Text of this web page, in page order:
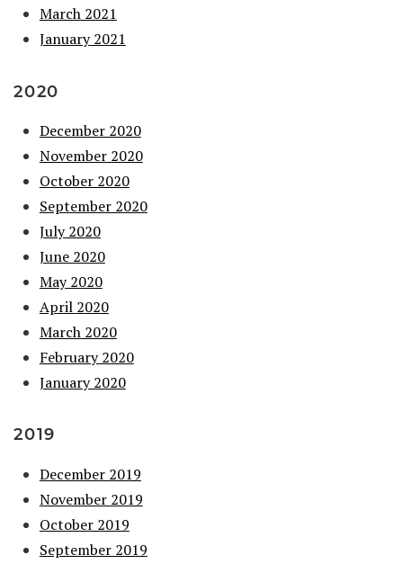
March 2021
January 2021
2020
December 2020
November 2020
October 2020
September 2020
July 2020
June 2020
May 2020
April 2020
March 2020
February 2020
January 2020
2019
December 2019
November 2019
October 2019
September 2019